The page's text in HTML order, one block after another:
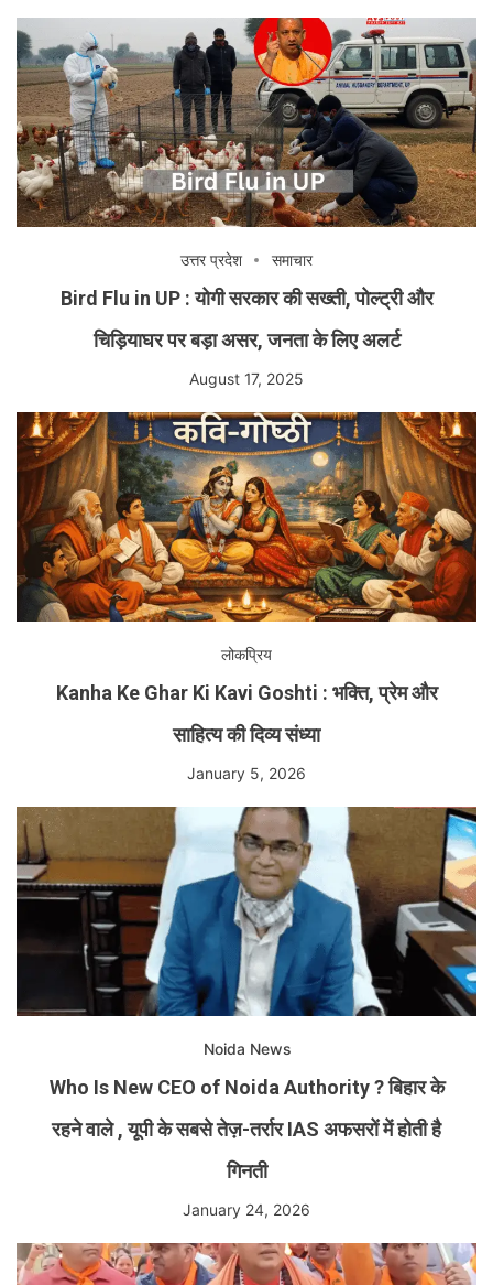
उत्तर प्रदेश समाचार
Bird Flu in UP : योगी सरकार की सख्ती, पोल्ट्री और
चिड़ियाघर पर बड़ा असर, जनता के लिए अलर्ट
August 17, 2025
लोकप्रिय
Kanha Ke Ghar Ki Kavi Goshti : भक्ति, प्रेम और
साहित्य की दिव्य संध्या
January 5, 2026
Noida News
Who Is New CEO of Noida Authority ? बिहार के
रहने वाले , यूपी के सबसे तेज़-तर्रार IAS अफसरों में होती है
गिनती
January 24, 2026